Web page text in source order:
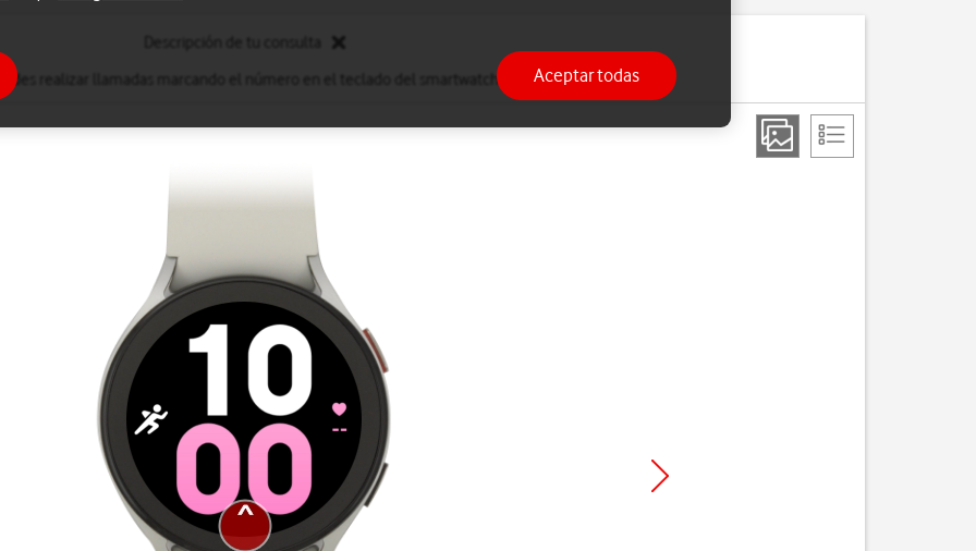
realizar llamadas marcando el número en el teclado del smartwatch.
Aceptar todas